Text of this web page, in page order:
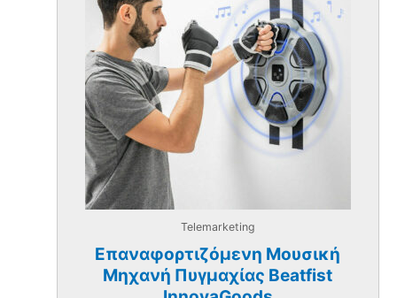
Telemarketing
Επαναφορτιζόμενη Μουσική
Μηχανή Πυγμαχίας Beatfist